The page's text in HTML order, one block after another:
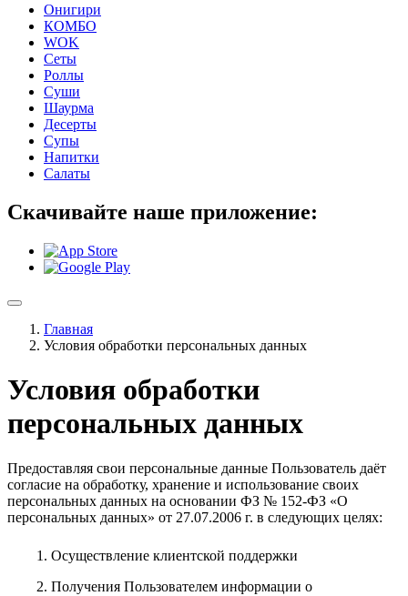
Онигири
КОМБО
WOK
Сеты
Роллы
Суши
Шаурма
Десерты
Супы
Напитки
Салаты
Скачивайте наше приложение:
Главная
Условия обработки персональных данных
Условия обработки
персональных данных
Предоставляя свои персональные данные Пользователь даёт
согласие на обработку, хранение и использование своих
персональных данных на основании ФЗ № 152-ФЗ «О
персональных данных» от 27.07.2006 г. в следующих целях:
Осуществление клиентской поддержки
Получения Пользователем информации о